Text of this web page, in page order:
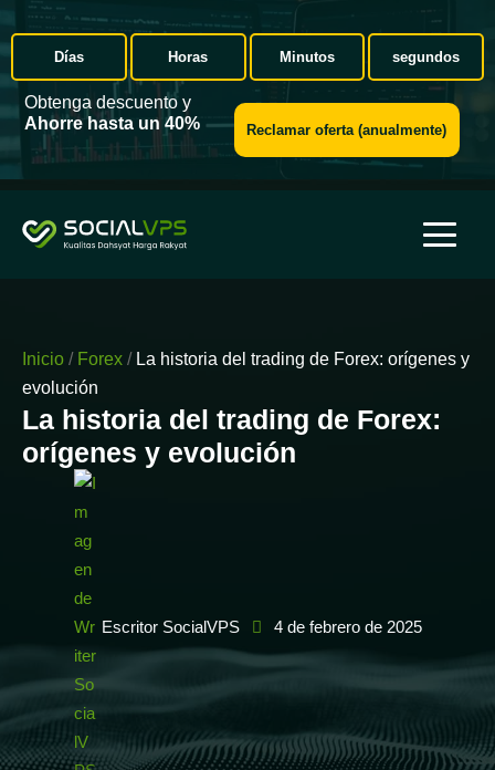
Días Horas Minutos segundos
Obtenga descuento y
Ahorre hasta un 40%
Reclamar oferta (anualmente)
Inicio / Forex /La historia del trading de Forex: orígenes y
evolución
La historia del trading de Forex:
orígenes y evolución
Escritor SocialVPS 4 de febrero de 2025